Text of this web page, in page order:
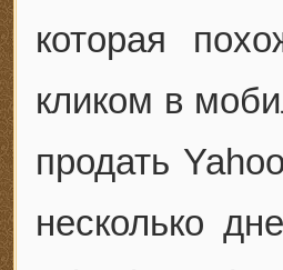
которая
кликом в
продать
несколько